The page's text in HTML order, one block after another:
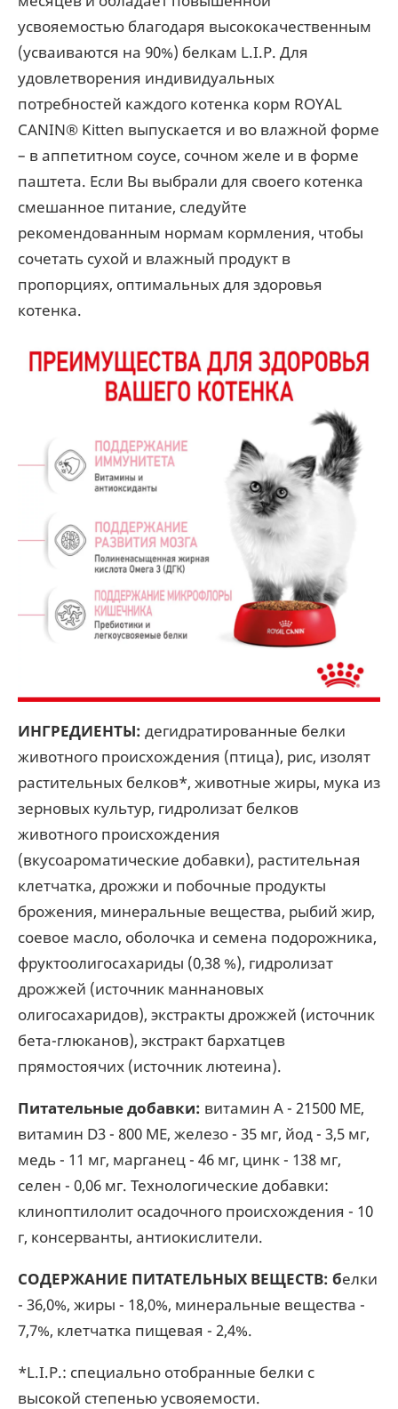
усвояемостью благодаря высококачественным
(усваиваются на 90%) белкам L.I.P. Для
удовлетворения индивидуальных
потребностей каждого котенка корм ROYAL
CANIN® Kitten выпускается и во влажной форме
– в аппетитном соусе, сочном желе и в форме
паштета. Если Вы выбрали для своего котенка
смешанное питание, следуйте
рекомендованным нормам кормления, чтобы
сочетать сухой и влажный продукт в
пропорциях, оптимальных для здоровья
котенка.
ИНГРЕДИЕНТЫ: дегидратированные белки
животного происхождения (птица), рис, изолят
растительных белков*, животные жиры, мука из
зерновых культур, гидролизат белков
животного происхождения
(вкусоароматические добавки), растительная
клетчатка, дрожжи и побочные продукты
брожения, минеральные вещества, рыбий жир,
соевое масло, оболочка и семена подорожника,
фруктоолигосахариды (0,38 %), гидролизат
дрожжей (источник мaннановых
олигосахаридов), экстракты дрожжей (источник
бета-глюканов), экстракт бархатцев
прямостоячих (источник лютеина).
Питательные добавки: витамин A - 21500 ME,
витамин D3 - 800 ME, железо - 35 мг, йод - 3,5 мг,
медь - 11 мг, марганец - 46 мг, цинк - 138 мг,
сeлeн - 0,06 мг. Технологические добавки:
клиноптилолит осадочного происхождения - 10
г, консерванты, антиокислители.
СОДЕРЖАНИЕ ПИТАТЕЛЬНЫХ ВЕЩЕСТВ: белки
- 36,0%, жиры - 18,0%, минеральные вещества -
7,7%, клетчатка пищевая - 2,4%.
*L.I.P.: специально отобранные белки с
высокой степенью усвояемости.